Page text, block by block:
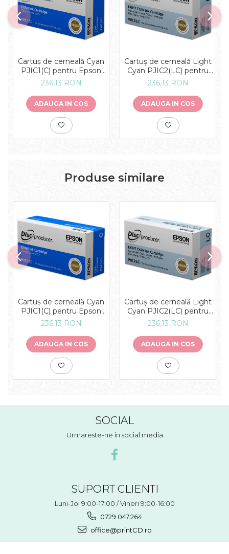
Cartuș de cerneală Cyan
PJIC1(C) pentru Epson
DiscProducer
236,13 RON
ADAUGA IN COS
Cartuș de cerneală Light
Cyan PJIC2(LC) pentru
Epson DiscProducer
236,13 RON
ADAUGA IN COS
Produse similare
Cartuș de cerneală Cyan
PJIC1(C) pentru Epson
DiscProducer
236,13 RON
ADAUGA IN COS
Cartuș de cerneală Light
Cyan PJIC2(LC) pentru
Epson DiscProducer
236,13 RON
ADAUGA IN COS
SOCIAL
Urmareste-ne in social media
SUPORT CLIENTI
Luni-Joi 9:00-17:00 / Vineri 9:00-16:00
0729.047.264
office@printCD.ro